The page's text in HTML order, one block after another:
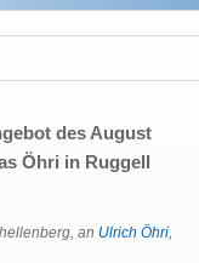
des August
Öhri in Ruggell
an Ulrich Öhri,